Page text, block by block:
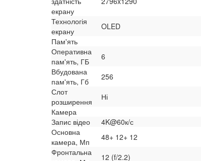
екрану
Технологія
екрану
OLED
Пам'ять
Оперативна
пам'ять, ГБ
6
Вбудована
пам'ять, Гб
256
Слот
розширення
Ні
Камера
Запис відео
4K@60к/с
Основна
камера, Мп
48+ 12+ 12
Фронтальна
12 (f/2.2)